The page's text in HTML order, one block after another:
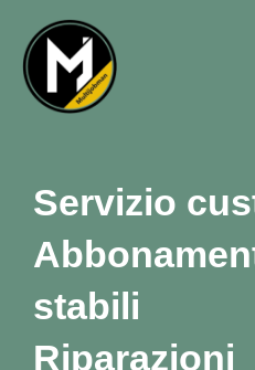
Servizio
stabili
Riparazioni